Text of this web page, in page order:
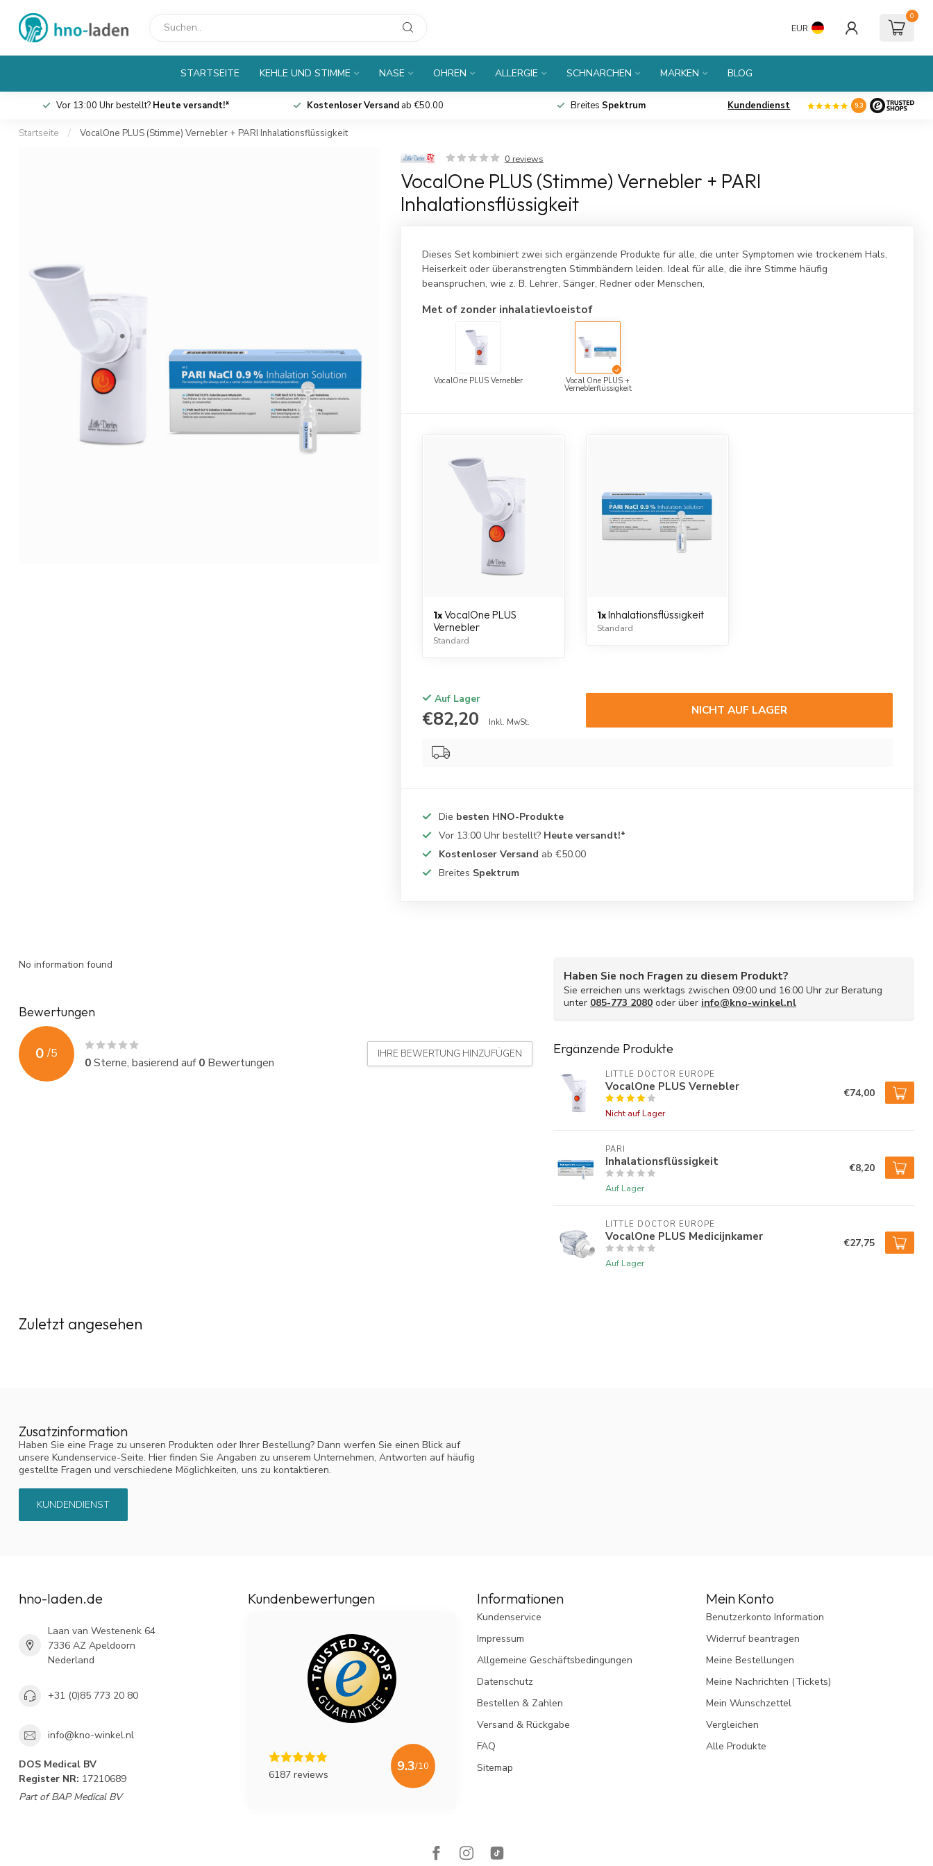
EUR
0
STARTSEITE KEHLE UND STIMME NASE OHREN ALLERGIE SCHNARCHEN MARKEN BLOG
Vor 13:00 Uhr bestellt? Heute versandt!* Kostenloser Versand ab €50.00 Breites Spektrum Kundendienst 9.3
Startseite / VocalOne PLUS (Stimme) Vernebler + PARI Inhalationsflüssigkeit
0 reviews
VocalOne PLUS (Stimme) Vernebler + PARI
Inhalationsflüssigkeit
Dieses Set kombiniert zwei sich ergänzende Produkte für alle, die unter Symptomen wie trockenem Hals,
Heiserkeit oder überanstrengten Stimmbändern leiden. Ideal für alle, die ihre Stimme häufig
beanspruchen, wie z. B. Lehrer, Sänger, Redner oder Menschen,
Met of zonder inhalatievloeistof
VocalOne PLUS Vernebler Vocal One PLUS +
Verneblerflüssigkeit
1xVocalOne PLUS
Vernebler
Standard
1xInhalationsflüssigkeit
Standard
Auf Lager
€82,20 Inkl. MwSt.
NICHT AUF LAGER
Die besten HNO-Produkte
Vor 13:00 Uhr bestellt? Heute versandt!*
Kostenloser Versand ab €50.00
Breites Spektrum
No information found
Bewertungen
0 /5
0Sterne, basierend auf0 Bewertungen
IHRE BEWERTUNG HINZUFÜGEN
Haben Sie noch Fragen zu diesem Produkt?
Sie erreichen uns werktags zwischen 09:00 und 16:00 Uhr zur Beratung
unter 085-773 2080 oder über info@kno-winkel.nl
Ergänzende Produkte
LITTLE DOCTOR EUROPE
VocalOne PLUS Vernebler
Nicht auf Lager
€74,00
PARI
Inhalationsflüssigkeit
Auf Lager
€8,20
LITTLE DOCTOR EUROPE
VocalOne PLUS Medicijnkamer
Auf Lager
€27,75
Zuletzt angesehen
Zusatzinformation
Haben Sie eine Frage zu unseren Produkten oder Ihrer Bestellung? Dann werfen Sie einen Blick auf
unsere Kundenservice-Seite. Hier finden Sie Angaben zu unserem Unternehmen, Antworten auf häufig
gestellte Fragen und verschiedene Möglichkeiten, uns zu kontaktieren.
KUNDENDIENST
hno-laden.de
Laan van Westenenk 64
7336 AZ Apeldoorn
Nederland
+31 (0)85 773 20 80
info@kno-winkel.nl
DOS Medical BV
Register NR: 17210689
Part of BAP Medical BV
Kundenbewertungen
6187 reviews
9.3/10
Informationen
Kundenservice
Impressum
Allgemeine Geschäftsbedingungen
Datenschutz
Bestellen & Zahlen
Versand & Rückgabe
FAQ
Sitemap
Mein Konto
Benutzerkonto Information
Widerruf beantragen
Meine Bestellungen
Meine Nachrichten (Tickets)
Mein Wunschzettel
Vergleichen
Alle Produkte